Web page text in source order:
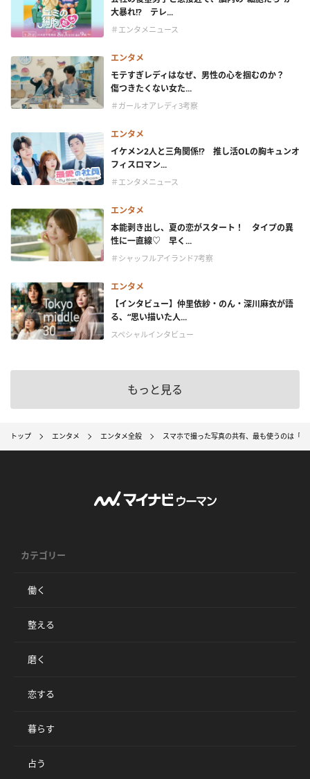
大暴れ!? テレ...
＃エンタメニュース
エンタメ
モテすぎレディはなぜ、男性の心を掴むのか？
傷つきたくない女た...
＃ガールオアレディ3考察
エンタメ
イケメン2人と三角関係!? 推し活OLの胸キュンオ
フィスロマン...
＃エンタメニュース
エンタメ
本能剥き出し、夏の恋がスタート！ タイプの異
性に一直線♡ 早く...
＃シャッフルアイランド7考察
エンタメ
【インタビュー】仲里依紗・のん・深川麻衣が語
る、“思い描いた人...
スペシャルインタビュー
もっと見る
トップ エンタメ エンタメ全般 スマホで撮った写真の共有、最も使うのは「
カテゴリー
働く
整える
磨く
恋する
暮らす
占う